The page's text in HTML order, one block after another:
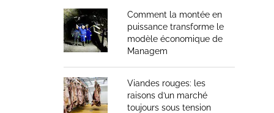
Comment la montée en
puissance transforme le
modèle économique de
Managem
Viandes rouges: les
raisons d’un marché
toujours sous tension